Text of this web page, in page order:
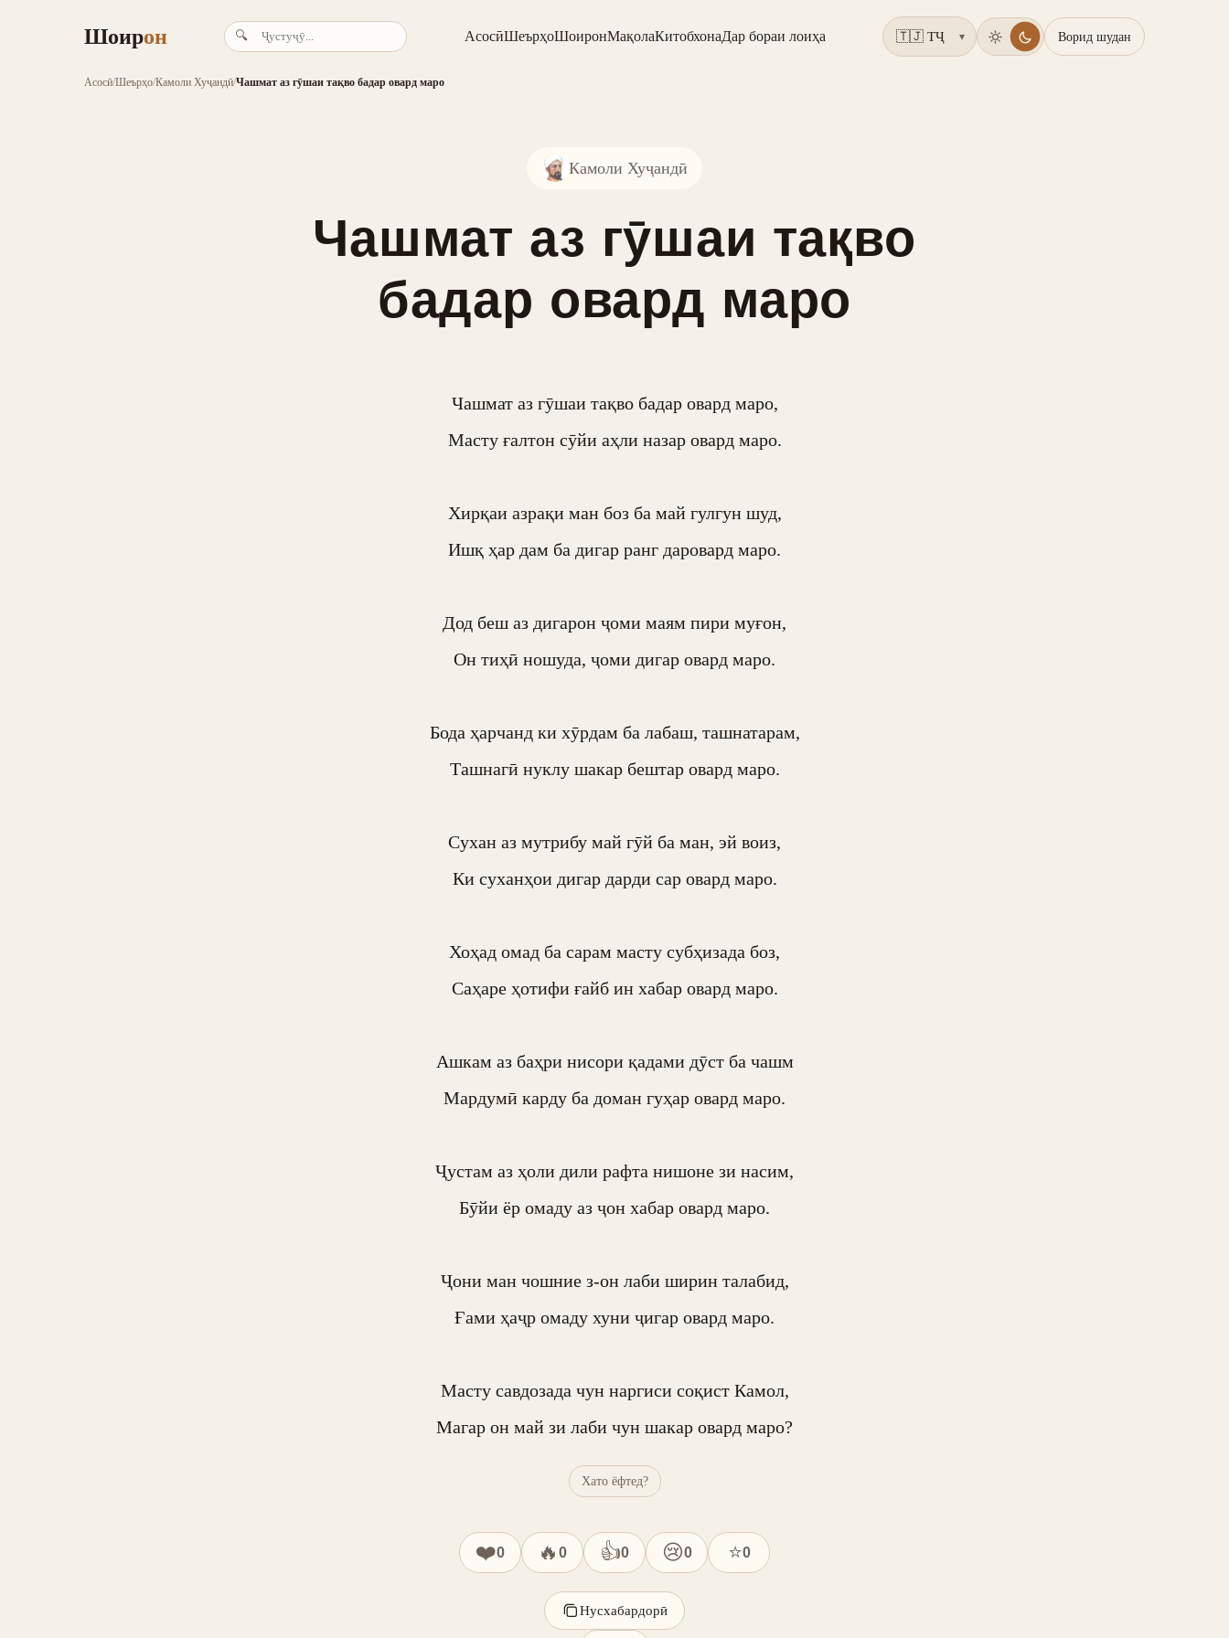
Шоирон 🔍 АсосӣШеърҳоШоиронМақолаКитобхонаДар бораи лоиҳа ▾ Ворид шудан
Асосӣ/Шеърҳо/Камоли Хуҷандӣ/Чашмат аз гӯшаи тақво бадар овард маро
Камоли Хуҷандӣ
Чашмат аз гӯшаи тақво
бадар овард маро
Чашмат аз гӯшаи тақво бадар овард маро,
Масту ғалтон сӯйи аҳли назар овард маро.
Хирқаи азрақи ман боз ба май гулгун шуд,
Ишқ ҳар дам ба дигар ранг даровард маро.
Дод беш аз дигарон ҷоми маям пири муғон,
Он тиҳӣ ношуда, ҷоми дигар овард маро.
Бода ҳарчанд ки хӯрдам ба лабаш, ташнатарам,
Ташнагӣ нуклу шакар бештар овард маро.
Сухан аз мутрибу май гӯй ба ман, эй воиз,
Ки суханҳои дигар дарди сар овард маро.
Хоҳад омад ба сарам масту субҳизада боз,
Саҳаре ҳотифи ғайб ин хабар овард маро.
Ашкам аз баҳри нисори қадами дӯст ба чашм
Мардумӣ карду ба доман гуҳар овард маро.
Ҷустам аз ҳоли дили рафта нишоне зи насим,
Бӯйи ёр омаду аз ҷон хабар овард маро.
Ҷони ман чошние з-он лаби ширин талабид,
Ғами ҳаҷр омаду хуни ҷигар овард маро.
Масту савдозада чун наргиси соқист Камол,
Магар он май зи лаби чун шакар овард маро?
Хато ёфтед?
❤️0 🔥 0 👍0 😢0 ⭐0
Нусхабардорӣ